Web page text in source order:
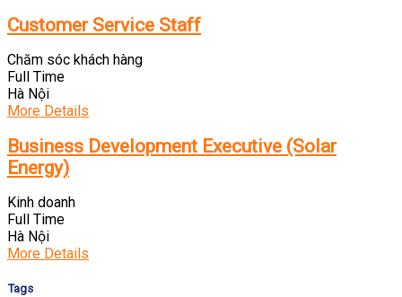
Customer Service Staff
Chăm sóc khách hàng
Full Time
Hà Nội
More Details
Business Development Executive (Solar
Energy)
Kinh doanh
Full Time
Hà Nội
More Details
Tags